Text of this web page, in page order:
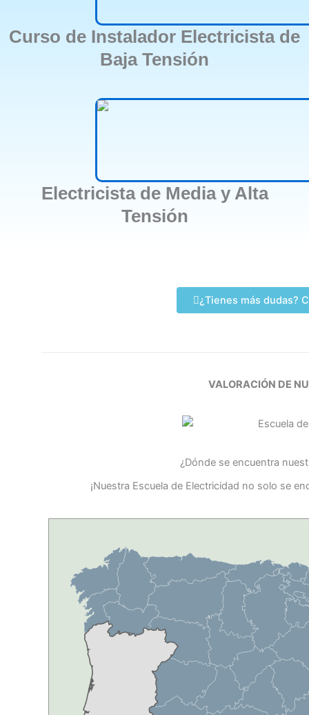
Curso de Instalador Electricista de
Baja Tensión
Electricista de Media y Alta
Tensión
¿Tienes más dudas?
VALORACIÓN DE
¿Dónde se encuentra
¡Nuestra Escuela de Electricidad no solo se